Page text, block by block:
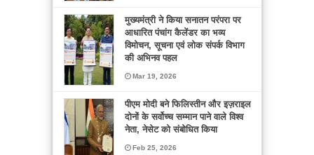
मुख्यमंत्री ने किया सनातन परंपरा पर
आधारित पंचांग कैलेंडर का भव्य
विमोचन, सूचना एवं लोक संपर्क विभाग
की अभिनव पहल
Mar 19, 2026
पीएम मोदी बने फिलिस्तीन और इज़राइल
दोनों के सर्वोच्च सम्मान पाने वाले विश्व
नेता, नेसेट को संबोधित किया
Feb 25, 2026